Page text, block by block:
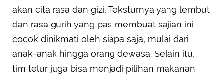
akan cita rasa dan gizi. Teksturnya yang lembut
dan rasa gurih yang pas membuat sajian ini
cocok dinikmati oleh siapa saja, mulai dari
anak-anak hingga orang dewasa. Selain itu,
tim telur juga bisa menjadi pilihan makanan